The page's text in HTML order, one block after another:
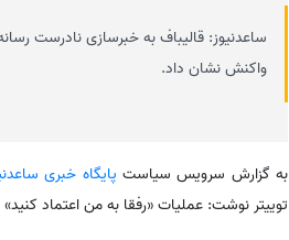
ساعدنیوز: قالیباف به خبرسازی نادرست
واکنش نشان داد.
به گزارش سرویس سیاست پایگاه خبری
توییتر نوشت: عملیات «رفقا به من اعتماد